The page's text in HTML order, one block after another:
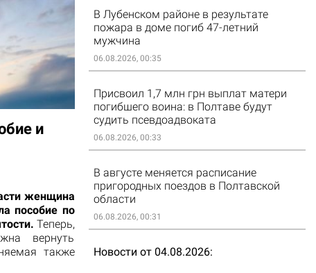
и
женщина
пособие по
Теперь,
вернуть
также
В Лубенском районе в результате
пожара в доме погиб 47-летний
мужчина
06.08.2026, 00:35
Присвоил 1,7 млн грн выплат матери
погибшего воина: в Полтаве будут
судить псевдоадвоката
06.08.2026, 00:33
В августе меняется расписание
пригородных поездов в Полтавской
области
06.08.2026, 00:31
Новости от 04.08.2026